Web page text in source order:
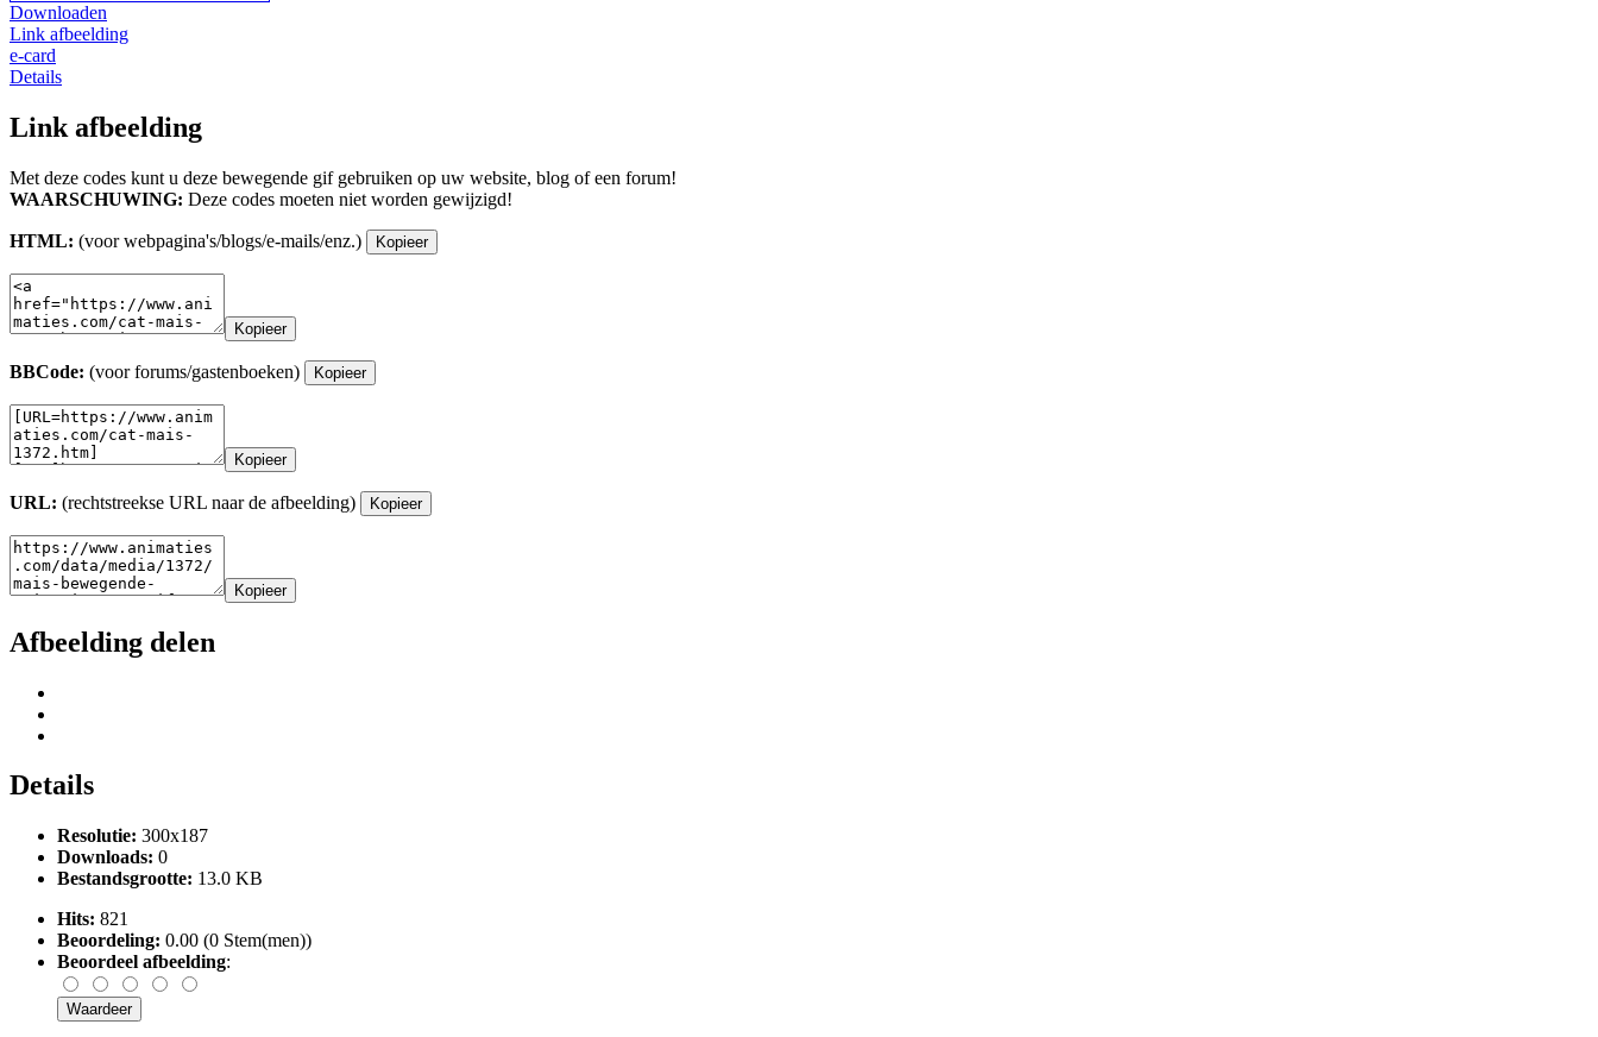
Downloaden
Link afbeelding
e-card
Details
Link afbeelding
Met deze codes kunt u deze bewegende gif gebruiken op uw website, blog of een forum!
WAARSCHUWING: Deze codes moeten niet worden gewijzigd!
HTML: (voor webpagina's/blogs/e-mails/enz.) Kopieer
Kopieer
BBCode: (voor forums/gastenboeken) Kopieer
Kopieer
URL: (rechtstreekse URL naar de afbeelding) Kopieer
Kopieer
Afbeelding delen
Details
Resolutie: 300x187
Downloads: 0
Bestandsgrootte: 13.0 KB
Hits: 821
Beoordeling: 0.00 (0 Stem(men))
Beoordeel afbeelding: